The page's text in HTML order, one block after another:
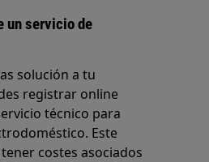
un servicio de
solución a tu
registrar online
técnico para
Este
costes asociados